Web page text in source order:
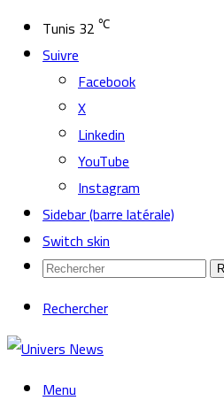
Tunis 32 ℃
Suivre
Facebook
X
Linkedin
YouTube
Instagram
Sidebar (barre latérale)
Switch skin
Rechercher
Menu